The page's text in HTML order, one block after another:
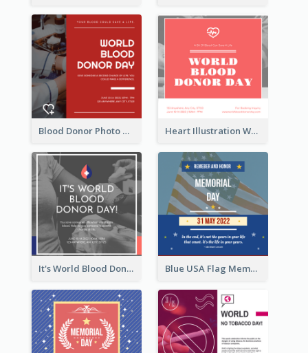
Blood Donor Photo World Blood Donor Day Instagram Post Heart Illustration World Blood Donor Day Instagram Post
It's World Blood Donor Day Photo Instagram Post Blue USA Flag Memorial Day Instagram Post Design